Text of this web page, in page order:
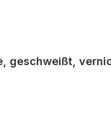
geschweißt,